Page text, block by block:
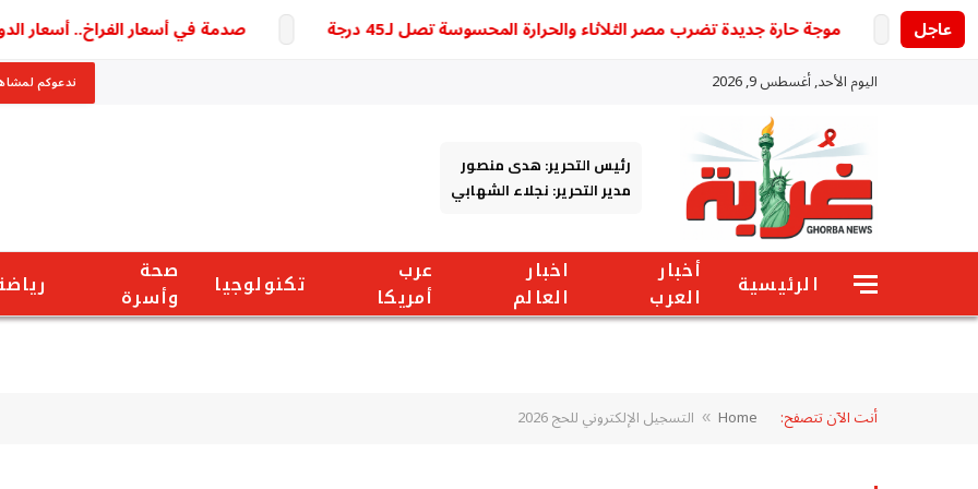
عاجل موجة حارة جديدة تضرب مصر الثلاثاء والحرارة المحسوسة تصل لـ45 درجة صدمة في أسعار الفراخ.. أسعار الدواجن اليوم الأحد 9 أغسطس
اليوم الأحد, أغسطس 9, 2026 ندعوكم
رئيس التحرير: هدى منصور
مدير التحرير: نجلاء الشهابي
الرئيسية
أخبار
العرب
اخبار
العالم
عرب
أمريكا
تكنولوجيا
صحة
وأسرة
أنت الآن تتصفح: Home
» التسجيل الإلكتروني للحج 2026